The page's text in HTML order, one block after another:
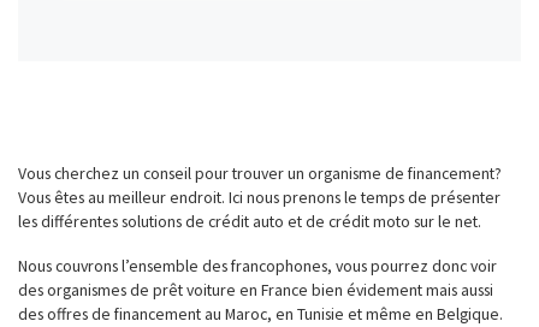
Vous cherchez un conseil pour trouver un organisme de financement?
Vous êtes au meilleur endroit. Ici nous prenons le temps de présenter
les différentes solutions de crédit auto et de crédit moto sur le net.
Nous couvrons l’ensemble des francophones, vous pourrez donc voir
des organismes de prêt voiture en France bien évidement mais aussi
des offres de financement au Maroc, en Tunisie et même en Belgique.